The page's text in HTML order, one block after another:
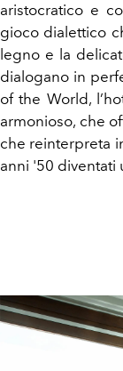
aristocratico e
gioco dialettico
legno e la
dialogano in
of the World,
armonioso, che
che reinterpreta
anni '50 diventati